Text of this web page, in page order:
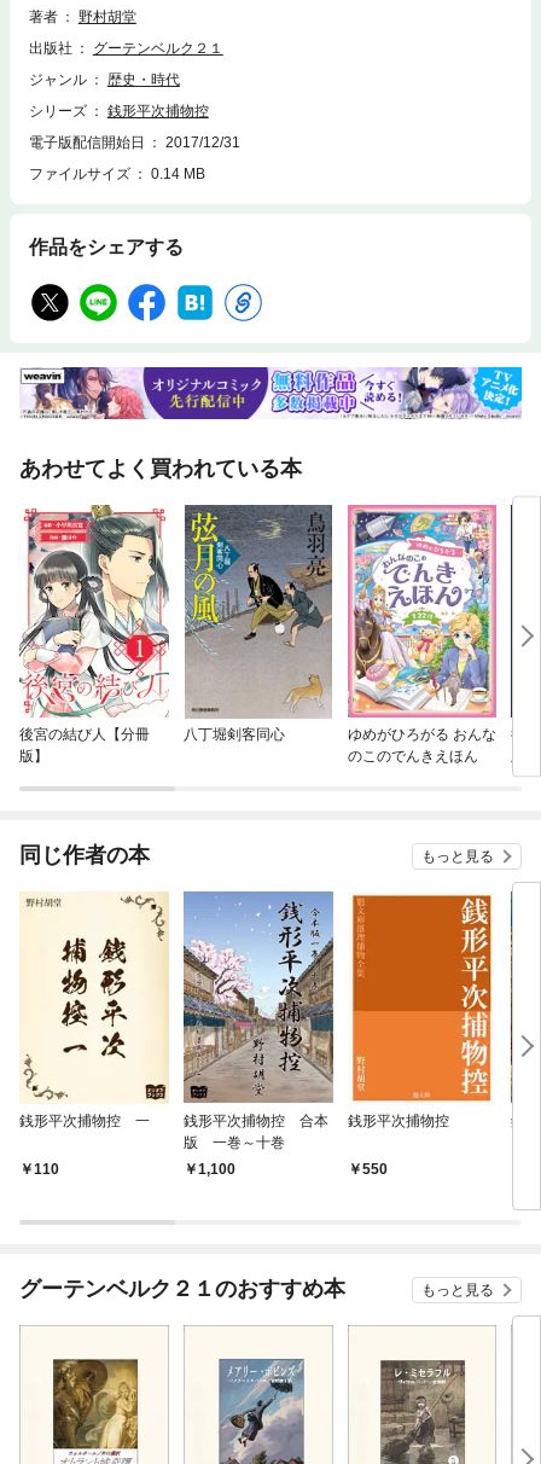
な晩でしたが、お仕着《しき》せの晩酌を絞って、これから飯にしようと
した。
著者
野村胡堂
出版社
グーテンベルク２１
ジャンル
歴史・時代
シリーズ
銭形平次捕物控
電子版配信開始日
2017/12/31
ファイルサイズ
0.14 MB
作品をシェアする
あわせてよく買われている本
後宮の結び人【分冊
版】
八丁堀剣客同心
ゆめがひろがる おんな
のこのでんきえほん
後
版】
同じ作者の本 もっと見る
銭形平次捕物控 一
110
銭形平次捕物控 合本
版 一巻～十巻
1,100
銭形平次捕物控
550
銭
グーテンベルク２１のおすすめ本 もっと見る